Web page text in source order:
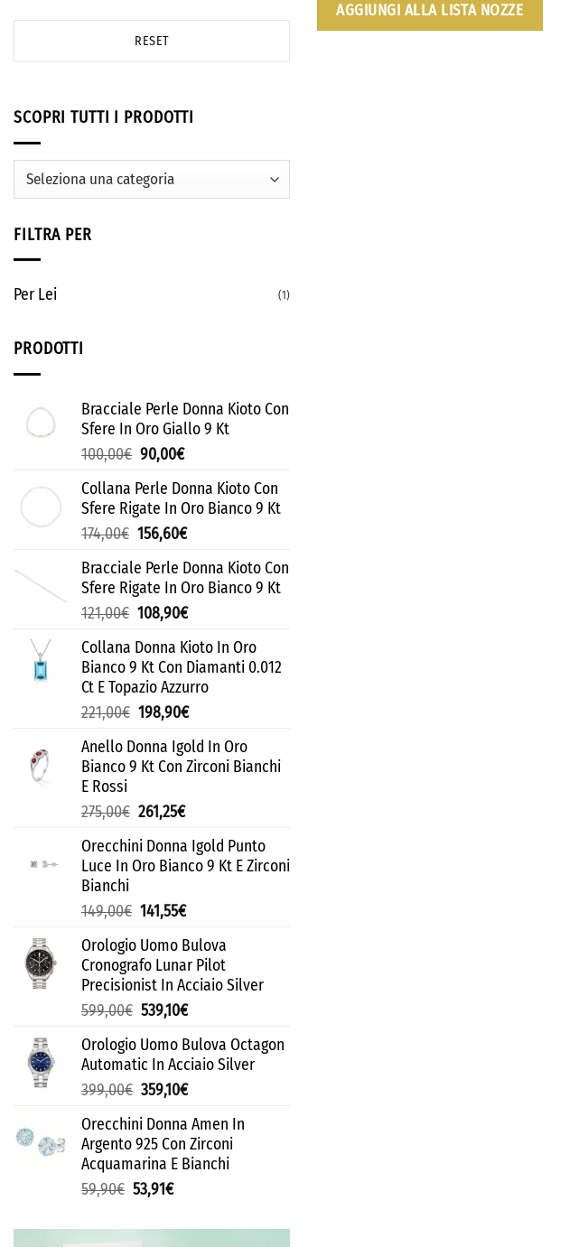
RESET
SCOPRI TUTTI I PRODOTTI
FILTRA PER
Per Lei (1)
PRODOTTI
Bracciale Perle Donna Kioto Con
Sfere In Oro Giallo 9 Kt
100,00€ 90,00€
Collana Perle Donna Kioto Con
Sfere Rigate In Oro Bianco 9 Kt
174,00€ 156,60€
Bracciale Perle Donna Kioto Con
Sfere Rigate In Oro Bianco 9 Kt
121,00€ 108,90€
Collana Donna Kioto In Oro
Bianco 9 Kt Con Diamanti 0.012
Ct E Topazio Azzurro
221,00€ 198,90€
Anello Donna Igold In Oro
Bianco 9 Kt Con Zirconi Bianchi
E Rossi
275,00€ 261,25€
Orecchini Donna Igold Punto
Luce In Oro Bianco 9 Kt E Zirconi
Bianchi
149,00€ 141,55€
Orologio Uomo Bulova
Cronografo Lunar Pilot
Precisionist In Acciaio Silver
599,00€ 539,10€
Orologio Uomo Bulova Octagon
Automatic In Acciaio Silver
399,00€ 359,10€
Orecchini Donna Amen In
Argento 925 Con Zirconi
Acquamarina E Bianchi
59,90€ 53,91€
AGGIUNGI ALLA LISTA NOZZE